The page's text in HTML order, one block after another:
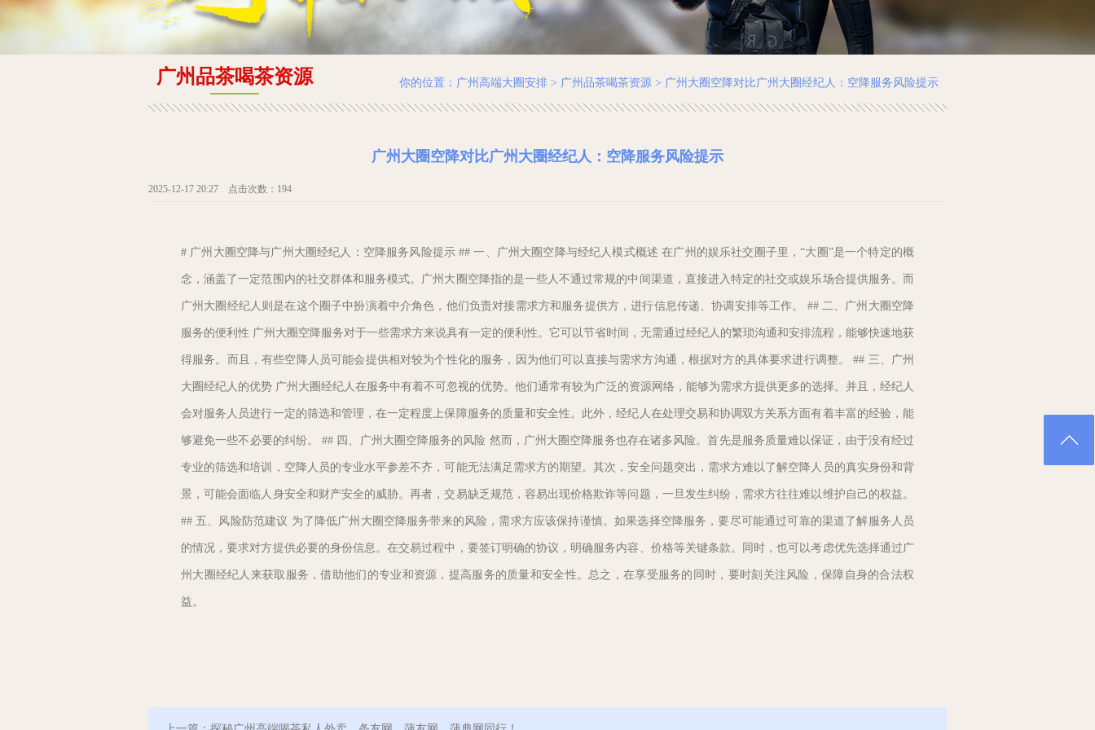
广州品茶喝茶资源 你的位置： 广州高端大圈安排 > 广州品茶喝茶资源 > 广州大圈空降对比广州大圈经纪人：空降服务风险提示
广州大圈空降对比广州大圈经纪人：空降服务风险提示
2025-12-17 20:27 点击次数：194
# 广州大圈空降与广州大圈经纪人：空降服务风险提示 ## 一、广州大圈空降与经纪人模式概述 在广州的娱乐社交圈子里，“大圈”是一个特定的概
念，涵盖了一定范围内的社交群体和服务模式。广州大圈空降指的是一些人不通过常规的中间渠道，直接进入特定的社交或娱乐场合提供服务。而
广州大圈经纪人则是在这个圈子中扮演着中介角色，他们负责对接需求方和服务提供方，进行信息传递、协调安排等工作。 ## 二、广州大圈空降
服务的便利性 广州大圈空降服务对于一些需求方来说具有一定的便利性。它可以节省时间，无需通过经纪人的繁琐沟通和安排流程，能够快速地获
得服务。而且，有些空降人员可能会提供相对较为个性化的服务，因为他们可以直接与需求方沟通，根据对方的具体要求进行调整。 ## 三、广州
大圈经纪人的优势 广州大圈经纪人在服务中有着不可忽视的优势。他们通常有较为广泛的资源网络，能够为需求方提供更多的选择。并且，经纪人
会对服务人员进行一定的筛选和管理，在一定程度上保障服务的质量和安全性。此外，经纪人在处理交易和协调双方关系方面有着丰富的经验，能
够避免一些不必要的纠纷。 ## 四、广州大圈空降服务的风险 然而，广州大圈空降服务也存在诸多风险。首先是服务质量难以保证，由于没有经过
专业的筛选和培训，空降人员的专业水平参差不齐，可能无法满足需求方的期望。其次，安全问题突出，需求方难以了解空降人员的真实身份和背
景，可能会面临人身安全和财产安全的威胁。再者，交易缺乏规范，容易出现价格欺诈等问题，一旦发生纠纷，需求方往往难以维护自己的权益。
## 五、风险防范建议 为了降低广州大圈空降服务带来的风险，需求方应该保持谨慎。如果选择空降服务，要尽可能通过可靠的渠道了解服务人员
的情况，要求对方提供必要的身份信息。在交易过程中，要签订明确的协议，明确服务内容、价格等关键条款。同时，也可以考虑优先选择通过广
州大圈经纪人来获取服务，借助他们的专业和资源，提高服务的质量和安全性。总之，在享受服务的同时，要时刻关注风险，保障自身的合法权
益。